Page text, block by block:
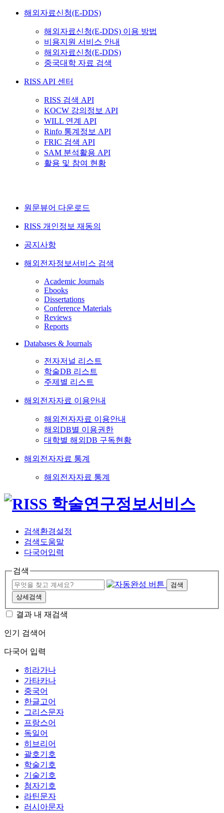
해외자료신청(E-DDS)
해외자료신청(E-DDS) 이용 방법
비용지원 서비스 안내
해외자료신청(E-DDS)
중국대학 자료 검색
RISS API 센터
RISS 검색 API
KOCW 강의정보 API
WILL 연계 API
Rinfo 통계정보 API
FRIC 검색 API
SAM 분석활용 API
활용 및 참여 현황
원문뷰어 다운로드
RISS 개인정보 재동의
공지사항
해외전자정보서비스 검색
Academic Journals
Ebooks
Dissertations
Conference Materials
Reviews
Reports
Databases & Journals
전자저널 리스트
학술DB 리스트
주제별 리스트
해외전자자료 이용안내
해외전자자료 이용안내
해외DB별 이용권한
대학별 해외DB 구독현황
해외전자자료 통계
해외전자자료 통계
검색환경설정
검색도움말
다국어입력
검색
검색
상세검색
결과 내 재검색
인기 검색어
다국어 입력
히라가나
가타카나
중국어
한글고어
그리스문자
프랑스어
독일어
히브리어
괄호기호
학술기호
기술기호
첨자기호
라틴문자
러시아문자